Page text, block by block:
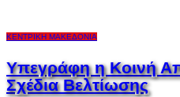
ΚΕΝΤΡΙΚΉ ΜΑΚΕΔΟΝΊΑ
Υπεγράφη η Κοινή
Σχέδια Βελτίωσης